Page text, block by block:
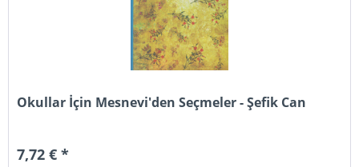
Okullar İçin Mesnevi'den Seçmeler - Şefik Can
7,72 € *